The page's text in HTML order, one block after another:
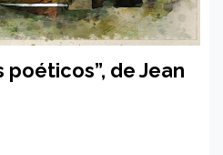
poéticos”, de Jean